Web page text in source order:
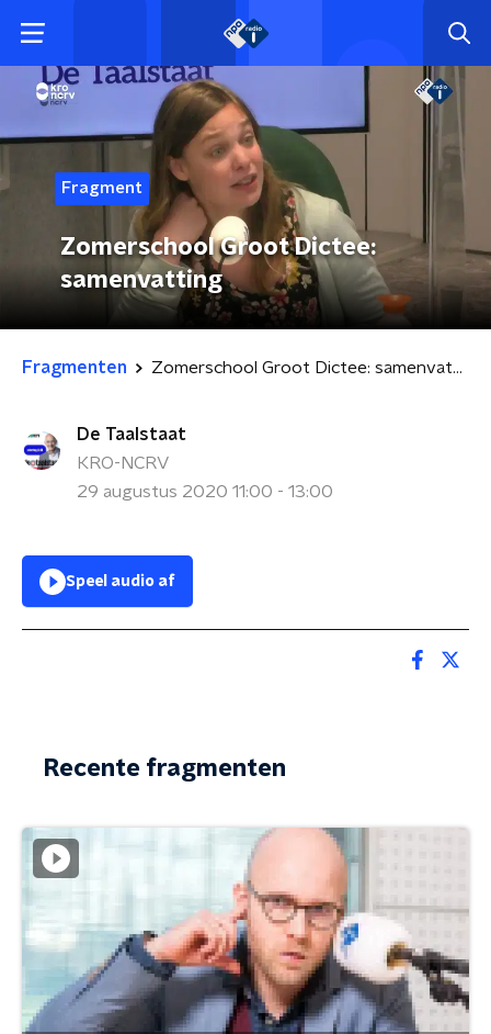
Fragment
Zomerschool Groot Dictee:
samenvatting
Fragmenten Zomerschool Groot Dictee: samenvatting
De Taalstaat
KRO-NCRV
29 augustus 2020 11:00 - 13:00
Speel audio af
Recente fragmenten